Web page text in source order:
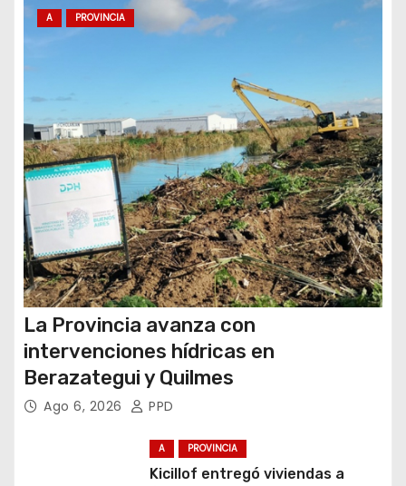
r
d
a
s
A PROVINCIA
La Provincia avanza con
intervenciones hídricas en
Berazategui y Quilmes
Ago 6, 2026 PPD
A PROVINCIA
Kicillof entregó viviendas a